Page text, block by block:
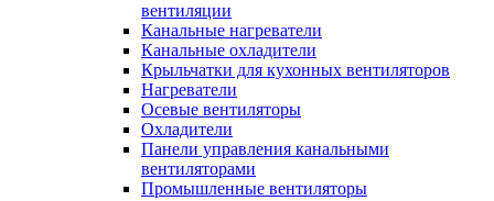
вентиляции
Канальные нагреватели
Канальные охладители
Крыльчатки для кухонных вентиляторов
Нагреватели
Осевые вентиляторы
Охладители
Панели управления канальными
вентиляторами
Промышленные вентиляторы